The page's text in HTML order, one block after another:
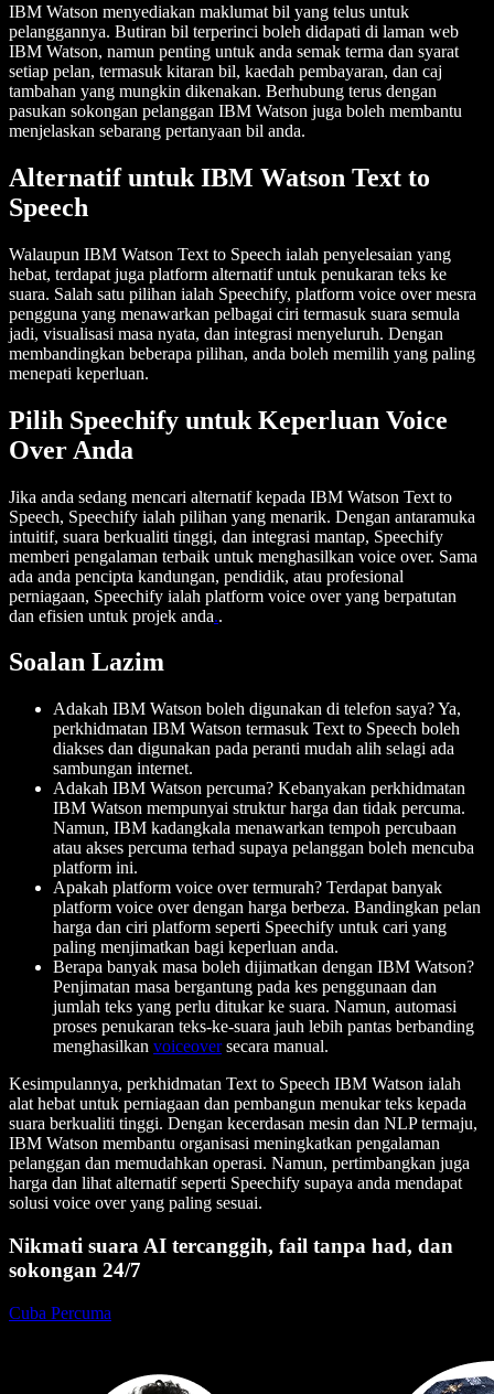
IBM Watson menyediakan maklumat bil yang telus untuk
pelanggannya. Butiran bil terperinci boleh didapati di laman web
IBM Watson, namun penting untuk anda semak terma dan syarat
setiap pelan, termasuk kitaran bil, kaedah pembayaran, dan caj
tambahan yang mungkin dikenakan. Berhubung terus dengan
pasukan sokongan pelanggan IBM Watson juga boleh membantu
menjelaskan sebarang pertanyaan bil anda.
Alternatif untuk IBM Watson Text to
Speech
Walaupun IBM Watson Text to Speech ialah penyelesaian yang
hebat, terdapat juga platform alternatif untuk penukaran teks ke
suara. Salah satu pilihan ialah Speechify, platform voice over mesra
pengguna yang menawarkan pelbagai ciri termasuk suara semula
jadi, visualisasi masa nyata, dan integrasi menyeluruh. Dengan
membandingkan beberapa pilihan, anda boleh memilih yang paling
menepati keperluan.
Pilih Speechify untuk Keperluan Voice
Over Anda
Jika anda sedang mencari alternatif kepada IBM Watson Text to
Speech, Speechify ialah pilihan yang menarik. Dengan antaramuka
intuitif, suara berkualiti tinggi, dan integrasi mantap, Speechify
memberi pengalaman terbaik untuk menghasilkan voice over. Sama
ada anda pencipta kandungan, pendidik, atau profesional
perniagaan, Speechify ialah platform voice over yang berpatutan
dan efisien untuk projek anda..
Soalan Lazim
Adakah IBM Watson boleh digunakan di telefon saya?Ya,
perkhidmatan IBM Watson termasuk Text to Speech boleh
diakses dan digunakan pada peranti mudah alih selagi ada
sambungan internet.
Adakah IBM Watson percuma? Kebanyakan perkhidmatan
IBM Watson mempunyai struktur harga dan tidak percuma.
Namun, IBM kadangkala menawarkan tempoh percubaan
atau akses percuma terhad supaya pelanggan boleh mencuba
platform ini.
Apakah platform voice over termurah? Terdapat banyak
platform voice over dengan harga berbeza. Bandingkan pelan
harga dan ciri platform seperti Speechify untuk cari yang
paling menjimatkan bagi keperluan anda.
Berapa banyak masa boleh dijimatkan dengan IBM Watson?
Penjimatan masa bergantung pada kes penggunaan dan
jumlah teks yang perlu ditukar ke suara. Namun, automasi
proses penukaran teks-ke-suara jauh lebih pantas berbanding
menghasilkan voiceoversecara manual.
Kesimpulannya, perkhidmatan Text to Speech IBM Watson ialah
alat hebat untuk perniagaan dan pembangun menukar teks kepada
suara berkualiti tinggi. Dengan kecerdasan mesin dan NLP termaju,
IBM Watson membantu organisasi meningkatkan pengalaman
pelanggan dan memudahkan operasi. Namun, pertimbangkan juga
harga dan lihat alternatif seperti Speechify supaya anda mendapat
solusi voice over yang paling sesuai.
Nikmati suara AI tercanggih, fail tanpa had, dan
sokongan 24/7
Cuba Percuma